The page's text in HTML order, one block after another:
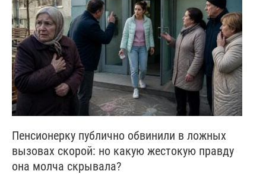
Пенсионерку публично обвинили в ложных
вызовах скорой: но какую жестокую правду
она молча скрывала?